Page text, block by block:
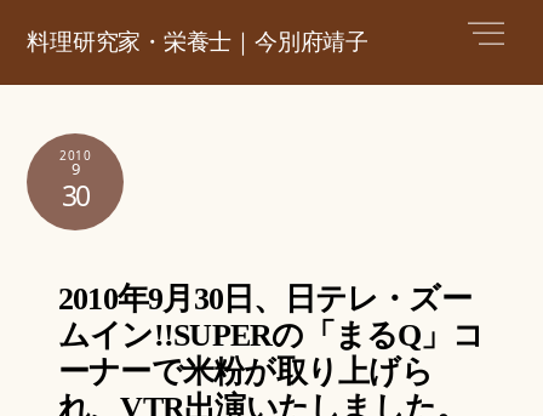
料理研究家・栄養士｜今別府靖子
2010
9
30
2010年9月30日、日テレ・ズー
ムイン!!SUPERの「まるQ」コ
ーナーで米粉が取り上げら
れ、VTR出演いたしました。